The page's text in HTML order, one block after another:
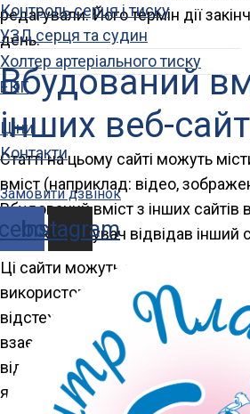
Контроль серця і тиску
УЗД серця та судин
Холтер артеріального тиску
ЕКГ
Ціни
Контакти
Замовити дзвінок
Instagram
редагували. Його термін дії
день.
Вбудований
інших веб-
Статті на цьому сайті можуть
вміст (наприклад: відео,
Вбудований вміст з інших сайтів
як би користувач відвідав інший
Ці сайти можуть збирати дані про
використовувати файли cookie,
відстеження третіх сторін та
взаємодією з цим вбудованим
відстежувати взаємодію з
якщо у вас є обліковий запис і